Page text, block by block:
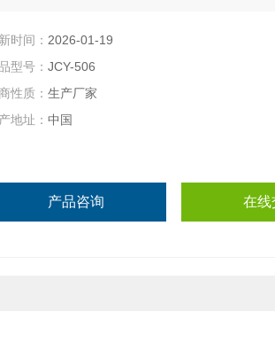
测量方法》附录G、H规定的要求，参照了中华
现象的烟度均能测定。并且满足GB/T 387
时间： 2026-01-19
型号： JCY-506
性质： 生产厂家
地址： 中国
产品咨询 在线